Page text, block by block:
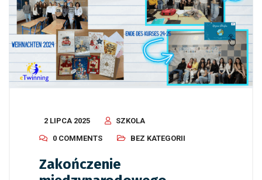
2 LIPCA 2025
SZKOLA
0 COMMENTS
BEZ KATEGORII
Zakończenie